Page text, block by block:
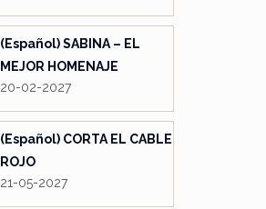
(Español) SABINA – EL
MEJOR HOMENAJE
20-02-2027
(Español) CORTA EL CABLE
ROJO
21-05-2027